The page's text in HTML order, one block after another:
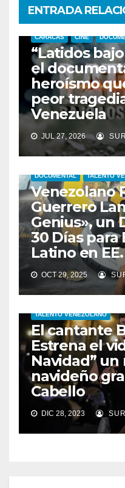
ENTRADA
CARACAS CINE
“Latidos
el
heroísmo
peor
Venezuela
JUL 27, 2026
DOCUMENTAL TALENTO
Venezolano
Guerrero
Genius», un
30 Días para
Latino en
OCT 29, 2025
AUDIOVISUAL CANTANTE
TALENTO VENEZOLANO
El cantante
Estrena el
Navidad” un
navideño
Cabello
DIC 28, 2023